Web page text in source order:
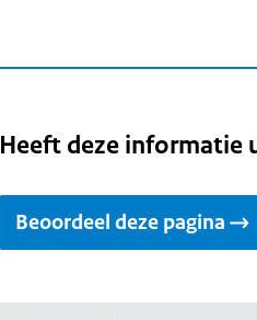
Heeft deze informatie
Beoordeel deze pagina